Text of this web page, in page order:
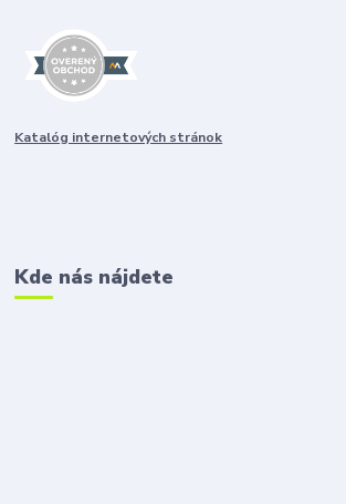
Katalóg internetových stránok
Kde nás nájdete